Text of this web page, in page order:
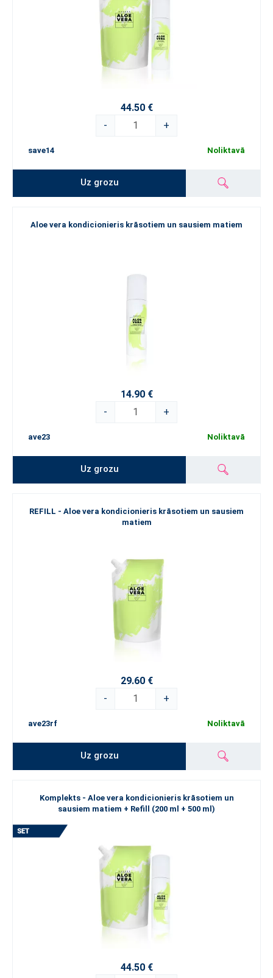
44.50 €
-
+
save14 Noliktavā
Uz grozu
Aloe vera kondicionieris krāsotiem un sausiem matiem
14.90 €
-
+
ave23 Noliktavā
Uz grozu
REFILL - Aloe vera kondicionieris krāsotiem un sausiem
matiem
29.60 €
-
+
ave23rf Noliktavā
Uz grozu
Komplekts - Aloe vera kondicionieris krāsotiem un
sausiem matiem + Refill (200 ml + 500 ml)
44.50 €